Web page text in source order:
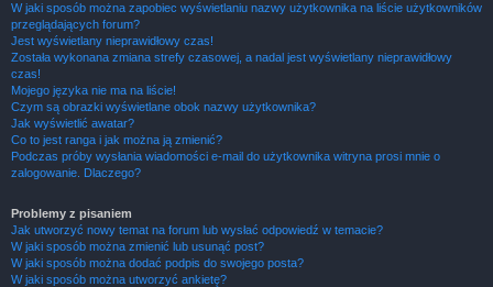
W jaki sposób można zapobiec wyświetlaniu nazwy użytkownika na liście użytkowników
przeglądających forum?
Jest wyświetlany nieprawidłowy czas!
Została wykonana zmiana strefy czasowej, a nadal jest wyświetlany nieprawidłowy
czas!
Mojego języka nie ma na liście!
Czym są obrazki wyświetlane obok nazwy użytkownika?
Jak wyświetlić awatar?
Co to jest ranga i jak można ją zmienić?
Podczas próby wysłania wiadomości e-mail do użytkownika witryna prosi mnie o
zalogowanie. Dlaczego?
Problemy z pisaniem
Jak utworzyć nowy temat na forum lub wysłać odpowiedź w temacie?
W jaki sposób można zmienić lub usunąć post?
W jaki sposób można dodać podpis do swojego posta?
W jaki sposób można utworzyć ankietę?